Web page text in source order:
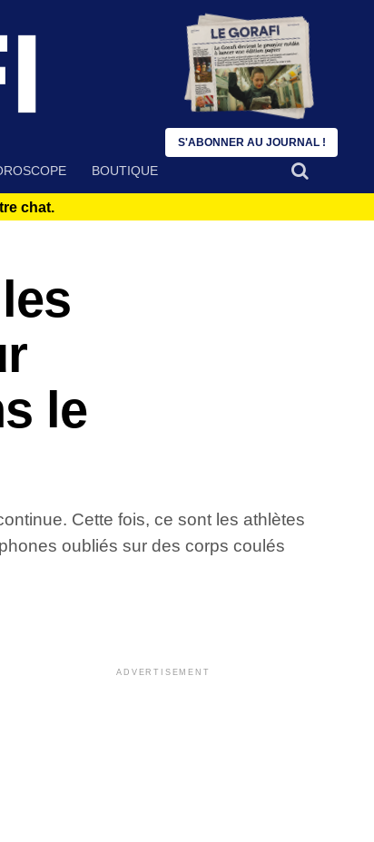
BOUTIQUE
chat.
le
Cette fois, ce sont les athlètes
oubliés sur des corps coulés
ADVERTISEMENT
S'ABONNER AU JOURNAL !